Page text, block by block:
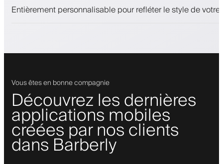
Entièrement personnalisable pour refléter le style de
Vous êtes en bonne compagnie
Découvrez les dernières
applications mobiles
créées par nos clients
dans Barberly